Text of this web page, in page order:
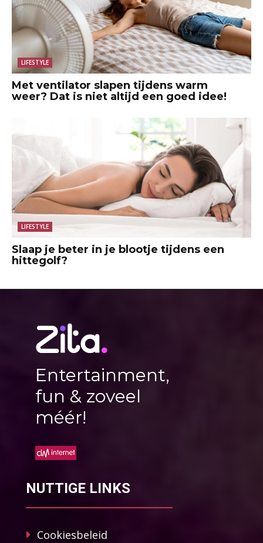
LIFESTYLE
Met ventilator slapen tijdens warm
weer? Dat is niet altijd een goed idee!
LIFESTYLE
Slaap je beter in je blootje tijdens een
hittegolf?
Entertainment,
fun & zoveel
méér!
NUTTIGE LINKS
Cookiesbeleid